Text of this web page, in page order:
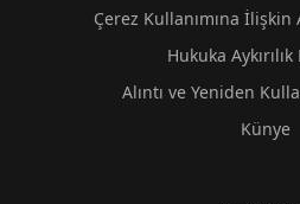
Çerez Kullanımına
Hukuka
Alıntı ve Yeniden
Künye